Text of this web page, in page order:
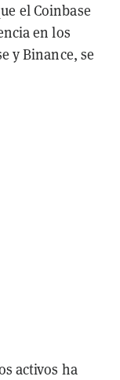
el Coinbase
en los
y Binance, se
activos ha